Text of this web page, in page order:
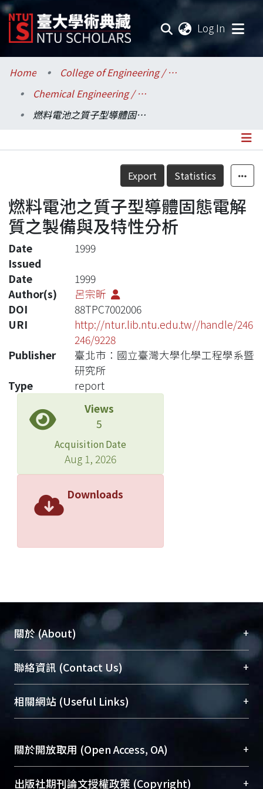
Log In
Communities & Collections
Research Outputs
Statistics
Home
College of Engineering / 工學院
Chemical Engineering / 化學工程學系
燃料電池之質子型導體固態電解質之製備與及特性分析
Details
Export Statistics
燃料電池之質子型導體固態電解
質之製備與及特性分析
Date
Issued
1999
Date
1999
Author(s)
呂宗昕
DOI
88TPC7002006
URI
http://ntur.lib.ntu.edu.tw//handle/246
246/9228
Publisher
臺北市：國立臺灣大學化學工程學系暨
研究所
Type
report
Views
5
Acquisition Date
Aug 1, 2026
Downloads
關於 (About) +
臺大位居世界頂尖大學之列，為永久珍藏及向國際
展現本校豐碩的研究成果及學術能量，圖書館整合
機構典藏（NTUR）與學術庫（AH）不同功能平
台，成為臺大學術典藏NTU scholars。期能整合研
究能量、促進交流合作、保存學術產出、推廣研究
成果。
To permanently archive and promote researcher
profiles and scholarly works, Library integrates the
聯絡資訊 (Contact Us) +
總館學科館員(Main Library)
醫學圖書館學科館員(Medical Library)
Sciences Library)
相關網站 (Useful Links) +
關於開放取用 (Open Access, OA) +
開放取用是從使用者角度提升資訊取用性的社會運
出版社期刊論文授權政策 (Copyright) +